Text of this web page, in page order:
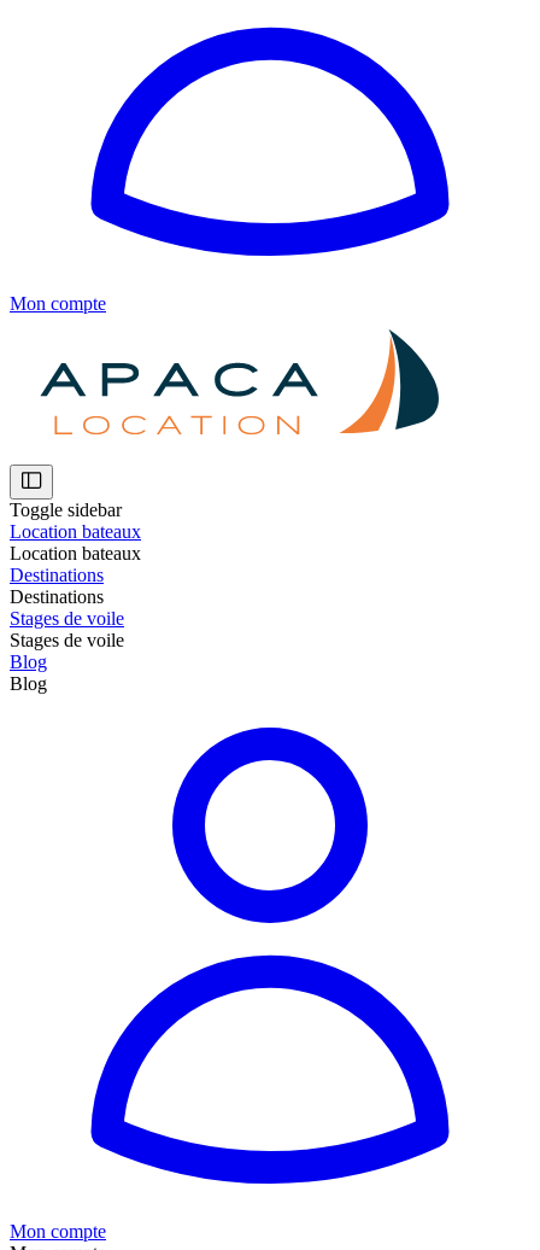
Mon compte
Toggle sidebar
Location bateaux
Location bateaux
Destinations
Destinations
Stages de voile
Stages de voile
Blog
Blog
Mon compte